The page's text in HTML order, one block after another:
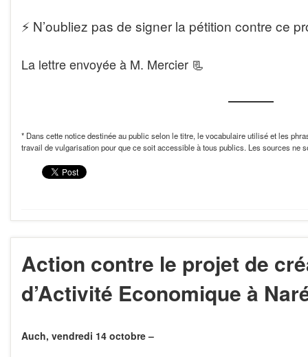
⚡ N’oubliez pas de signer la pétition contre ce
La lettre envoyée à M. Mercier 📃
* Dans cette notice destinée au public selon le titre, le vocabulaire utilisé et les
travail de vulgarisation pour que ce soit accessible à tous publics. Les sources ne
Action contre le projet de
d’Activité Economique à
Auch, vendredi 14 octobre –